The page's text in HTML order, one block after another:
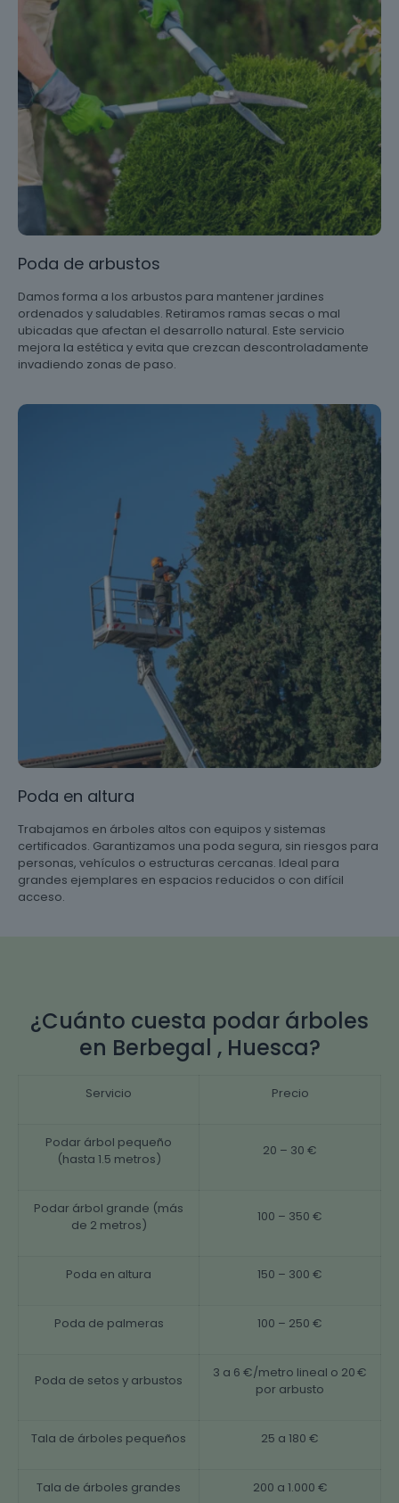
Poda de arbustos
Damos forma a los arbustos para mantener jardines
ordenados y saludables. Retiramos ramas secas o mal
ubicadas que afectan el desarrollo natural. Este servicio
mejora la estética y evita que crezcan descontroladamente
invadiendo zonas de paso.
Poda en altura
Trabajamos en árboles altos con equipos y sistemas
certificados. Garantizamos una poda segura, sin riesgos para
personas, vehículos o estructuras cercanas. Ideal para
grandes ejemplares en espacios reducidos o con difícil
acceso.
¿Cuánto cuesta podar árboles
en Berbegal , Huesca?
Servicio Precio
Podar árbol pequeño
(hasta 1.5 metros)
20 – 30 €
Podar árbol grande (más
de 2 metros)
100 – 350 €
Poda en altura 150 – 300 €
Poda de palmeras 100 – 250 €
Poda de setos y arbustos
3 a 6 €/metro lineal o 20 €
por arbusto
Tala de árboles pequeños 25 a 180 €
Tala de árboles grandes 200 a 1.000 €